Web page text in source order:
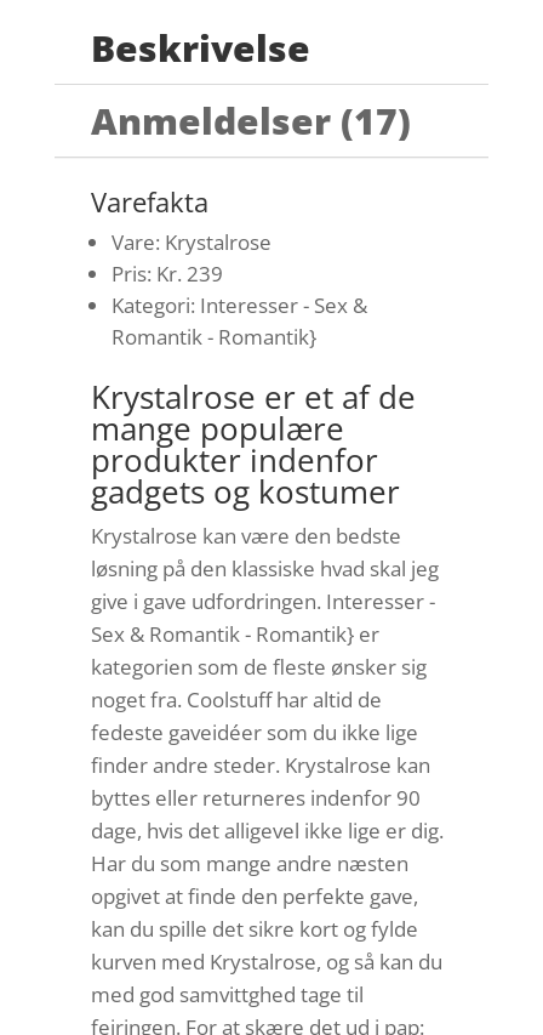
Beskrivelse
Anmeldelser (17)
Varefakta
Vare: Krystalrose
Pris: Kr. 239
Kategori: Interesser - Sex &
Romantik - Romantik}
Krystalrose er et af de
mange populære
produkter indenfor
gadgets og kostumer
Krystalrose kan være den bedste
løsning på den klassiske hvad skal jeg
give i gave udfordringen. Interesser -
Sex & Romantik - Romantik} er
kategorien som de fleste ønsker sig
noget fra. Coolstuff har altid de
fedeste gaveidéer som du ikke lige
finder andre steder. Krystalrose kan
byttes eller returneres indenfor 90
dage, hvis det alligevel ikke lige er dig.
Har du som mange andre næsten
opgivet at finde den perfekte gave,
kan du spille det sikre kort og fylde
kurven med Krystalrose, og så kan du
med god samvittghed tage til
fejringen. For at skære det ud i pap: